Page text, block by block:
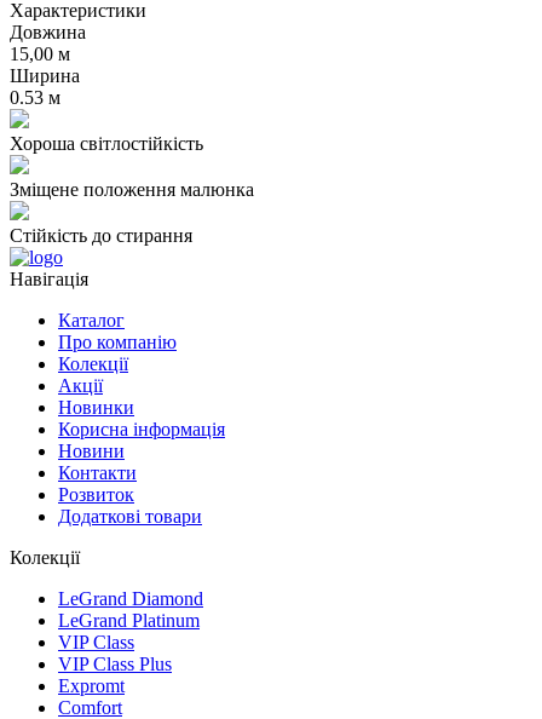
Характеристики
Довжина
15,00 м
Ширина
0.53 м
Хороша світлостійкість
Зміщене положення малюнка
Стійкість до стирання
Навігація
Каталог
Про компанію
Колекції
Акції
Новинки
Корисна інформація
Новини
Контакти
Розвиток
Додаткові товари
Колекції
LeGrand Diamond
LeGrand Platinum
VIP Class
VIP Class Plus
Expromt
Comfort